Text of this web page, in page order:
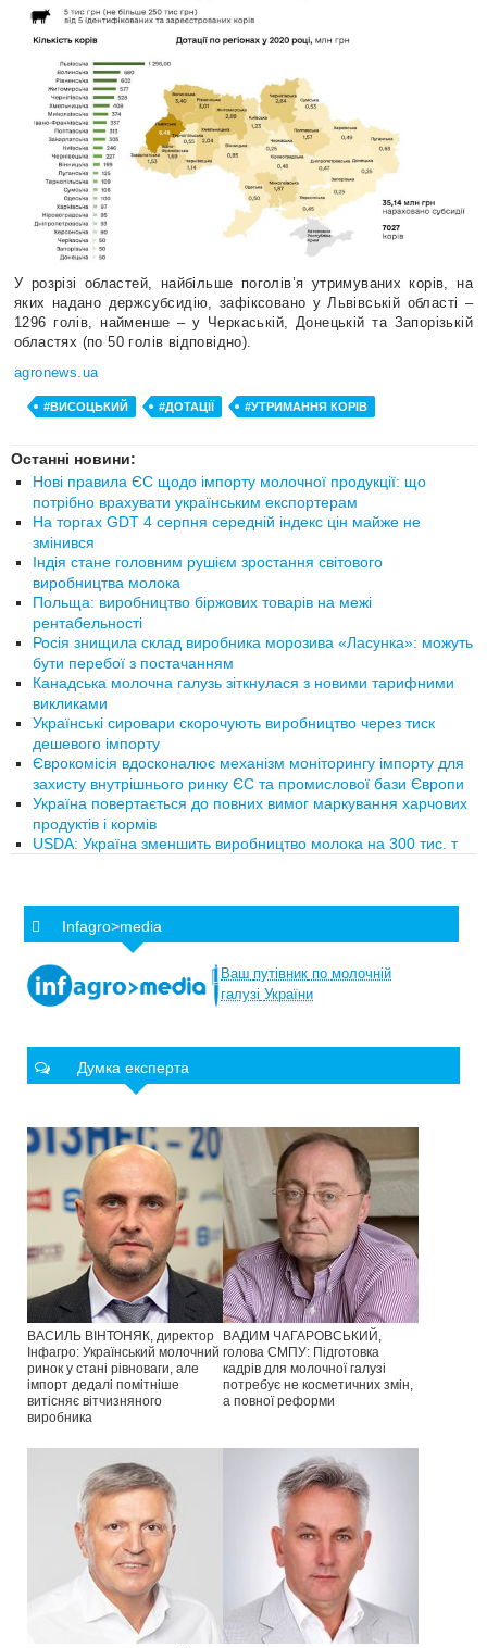
У розрізі областей, найбільше поголів’я утримуваних корів, на
яких надано держсубсидію, зафіксовано у Львівській області –
1296 голів, найменше – у Черкаській, Донецькій та Запорізькій
областях (по 50 голів відповідно).
agronews.ua
#ВИСОЦЬКИЙ #ДОТАЦІЇ #УТРИМАННЯ КОРІВ
Останні новини:
Нові правила ЄС щодо імпорту молочної продукції: що
потрібно врахувати українським експортерам
На торгах GDT 4 серпня середній індекс цін майже не
змінився
Індія стане головним рушієм зростання світового
виробництва молока
Польща: виробництво біржових товарів на межі
рентабельності
Росія знищила склад виробника морозива «Ласунка»: можуть
бути перебої з постачанням
Канадська молочна галузь зіткнулася з новими тарифними
викликами
Українські сировари скорочують виробництво через тиск
дешевого імпорту
Єврокомісія вдосконалює механізм моніторингу імпорту для
захисту внутрішнього ринку ЄС та промислової бази Європи
Україна повертається до повних вимог маркування харчових
продуктів і кормів
USDA: Україна зменшить виробництво молока на 300 тис. т
Infagro>media
Ваш путівник по молочній
галузі України
Думка експерта
ВАСИЛЬ ВІНТОНЯК, директор
Інфагро: Український молочний
ринок у стані рівноваги, але
імпорт дедалі помітніше
витісняє вітчизняного
виробника
ВАДИМ ЧАГАРОВСЬКИЙ,
голова СМПУ: Підготовка
кадрів для молочної галузі
потребує не косметичних змін,
а повної реформи